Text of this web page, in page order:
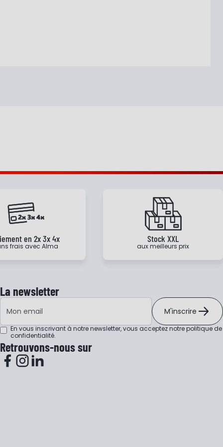
en 2x 3x 4x
frais avec Alma
Stock XXL
aux meilleurs prix
La newsletter
Adresse e-mail
M'inscrire
En vous inscrivant à notre newsletter, vous acceptez notrepolitique de
confidentialité.
Retrouvons-nous sur